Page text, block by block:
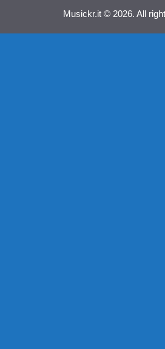
Musickr.it © 2026. All